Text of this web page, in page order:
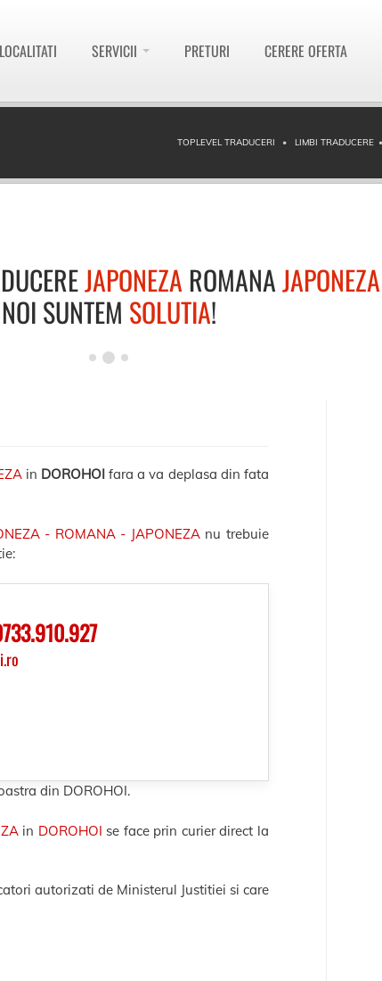
LOCALITATI SERVICII PRETURI CERERE OFERTA
TOPLEVEL TRADUCERI LIMBI TRADUCERE
JAPONEZA ROMANAJAPONEZA
NOI SUNTEM SOLUTIA!
in DOROHOIfara a va deplasa din fata
- ROMANA - JAPONEZAnu trebuie
din DOROHOI.
in DOROHOI se face prin curier direct la
autorizati de Ministerul Justitiei si care